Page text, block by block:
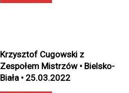
Krzysztof Cugowski z
Zespołem Mistrzów • Bielsko-
Biała • 25.03.2022